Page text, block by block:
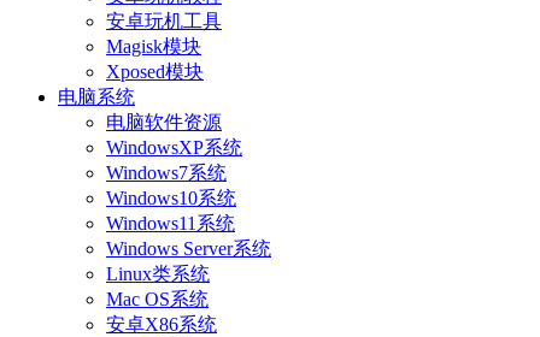
安卓玩机工具
Magisk模块
Xposed模块
电脑系统
电脑软件资源
WindowsXP系统
Windows7系统
Windows10系统
Windows11系统
Windows Server系统
Linux类系统
Mac OS系统
安卓X86系统